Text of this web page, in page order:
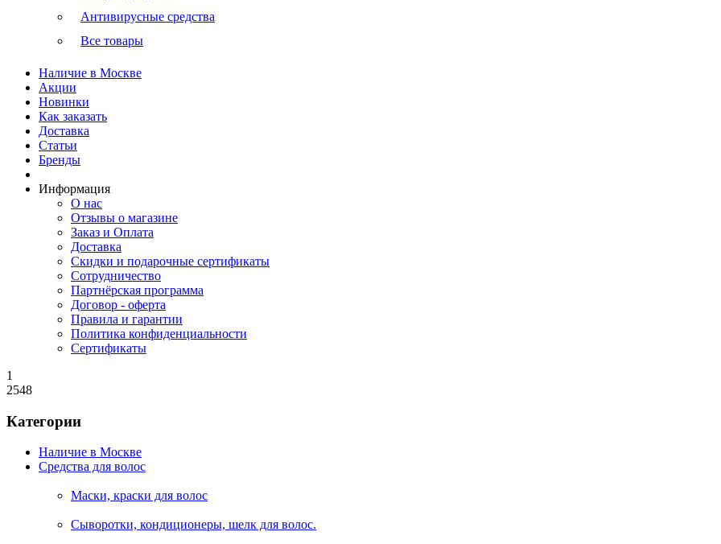
Антивирусные средства
Все товары
Наличие в Москве
Акции
Новинки
Как заказать
Доставка
Статьи
Бренды
Информация
О нас
Отзывы о магазине
Заказ и Оплата
Доставка
Скидки и подарочные сертификаты
Сотрудничество
Партнёрская программа
Договор - оферта
Правила и гарантии
Политика конфиденциальности
Сертификаты
1
2548
Категории
Наличие в Москве
Средства для волос
Маски, краски для волос
Сыворотки, кондиционеры, шелк для волос.